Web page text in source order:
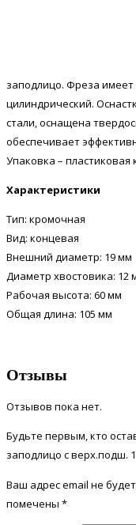
заподлицо. Фреза
цилиндрический.
стали, оснащена
обеспечивает
Упаковка – пластиковая
Характеристики
Тип: кромочная
Вид: концевая
Внешний диаметр: 19 мм
Диаметр хвостовика: 12
Рабочая высота: 60 мм
Общая длина: 105 мм
Отзывы
Отзывов пока нет.
Будьте первым, кто
заподлицо с верх.подш.
Ваш адрес email не
помечены *